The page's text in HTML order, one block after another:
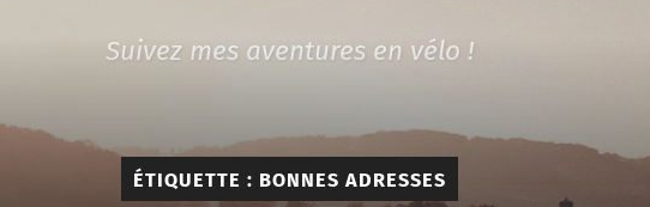
Suivez mes aventures en vélo !
ÉTIQUETTE : BONNES ADRESSES